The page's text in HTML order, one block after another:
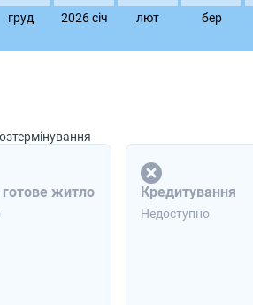
груд 2026 сiч лют бер
житло Кредитування
Недоступно